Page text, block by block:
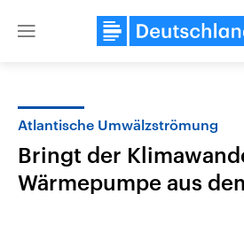
Close
Atlantische Umwälzströmung
Bringt der
Wärmepumpe aus